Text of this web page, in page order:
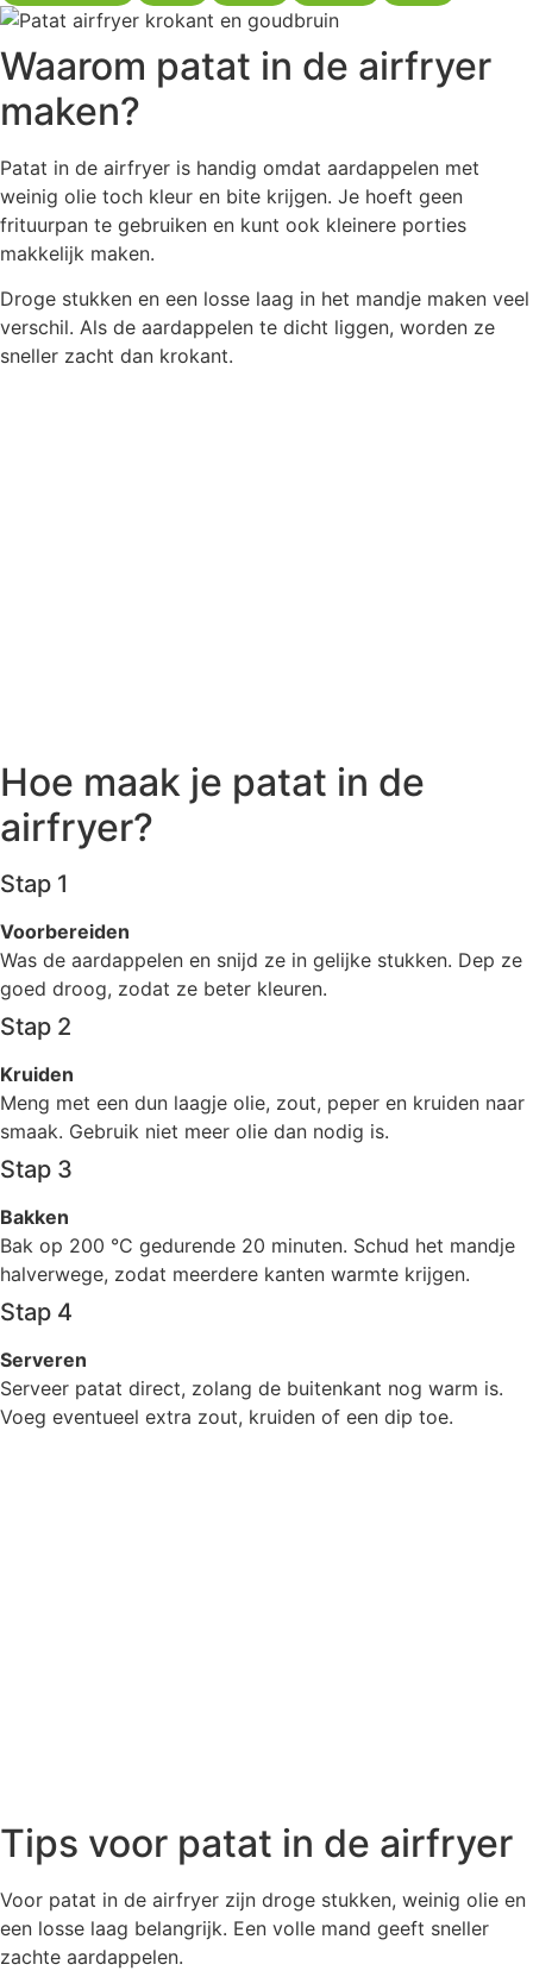
Waarom patat in de airfryer
maken?
Patat in de airfryer is handig omdat aardappelen met
weinig olie toch kleur en bite krijgen. Je hoeft geen
frituurpan te gebruiken en kunt ook kleinere porties
makkelijk maken.
Droge stukken en een losse laag in het mandje maken veel
verschil. Als de aardappelen te dicht liggen, worden ze
sneller zacht dan krokant.
Hoe maak je patat in de
airfryer?
Stap 1
Voorbereiden
Was de aardappelen en snijd ze in gelijke stukken. Dep ze
goed droog, zodat ze beter kleuren.
Stap 2
Kruiden
Meng met een dun laagje olie, zout, peper en kruiden naar
smaak. Gebruik niet meer olie dan nodig is.
Stap 3
Bakken
Bak op 200 °C gedurende 20 minuten. Schud het mandje
halverwege, zodat meerdere kanten warmte krijgen.
Stap 4
Serveren
Serveer patat direct, zolang de buitenkant nog warm is.
Voeg eventueel extra zout, kruiden of een dip toe.
Tips voor patat in de airfryer
Voor patat in de airfryer zijn droge stukken, weinig olie en
een losse laag belangrijk. Een volle mand geeft sneller
zachte aardappelen.